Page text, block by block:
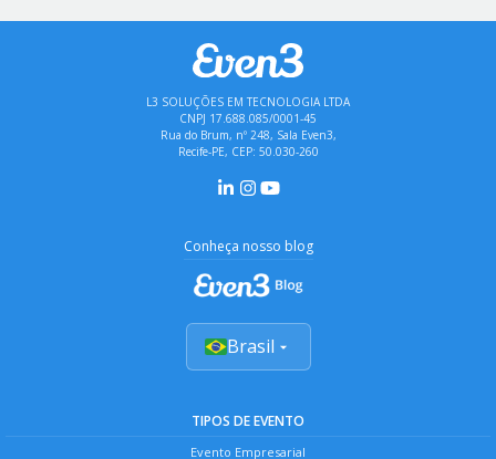
L3 SOLUÇÕES EM TECNOLOGIA LTDA
CNPJ 17.688.085/0001-45
Rua do Brum, nº 248, Sala Even3,
Recife-PE, CEP: 50.030-260
Conheça nosso blog
Brasil
TIPOS DE EVENTO
Evento Empresarial